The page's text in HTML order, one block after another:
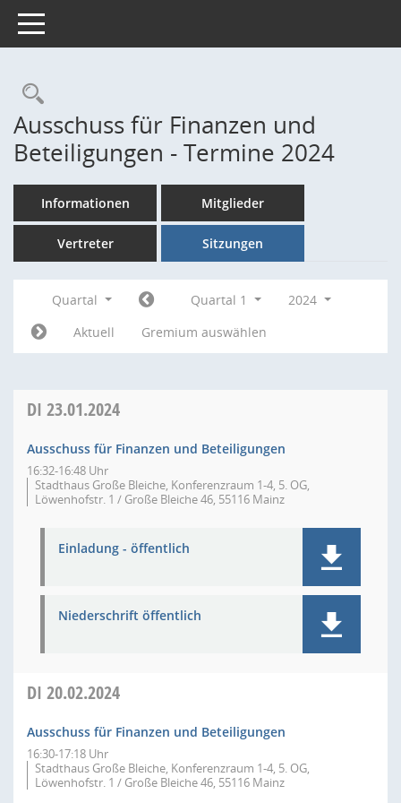
Toggle navigation
Rechercheauswahl
Ausschuss für Finanzen und
Beteiligungen - Termine 2024
Informationen Mitglieder
Vertreter Sitzungen
Quartal Quartal 1
2024
Aktuell
Gremium auswählen
DI 23.01.2024
Ausschuss für Finanzen und Beteiligungen
16:32-16:48 Uhr
Stadthaus Große Bleiche, Konferenzraum 1-4, 5. OG,
Löwenhofstr. 1 / Große Bleiche 46, 55116 Mainz
Einladung - öffentlich
Niederschrift öffentlich
DI 20.02.2024
Ausschuss für Finanzen und Beteiligungen
16:30-17:18 Uhr
Stadthaus Große Bleiche, Konferenzraum 1-4, 5. OG,
Löwenhofstr. 1 / Große Bleiche 46, 55116 Mainz